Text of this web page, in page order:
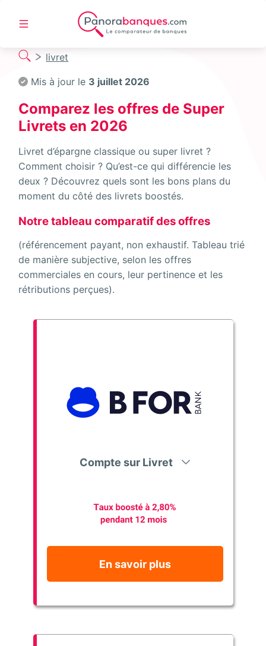
livret
Mis à jour le 3 juillet 2026
Comparez les offres de Super
Livrets en 2026
Livret d’épargne classique ou super livret ?
Comment choisir ? Qu’est-ce qui différencie les
deux ? Découvrez quels sont les bons plans du
moment du côté des livrets boostés.
Notre tableau comparatif des offres
(référencement payant, non exhaustif. Tableau trié
de manière subjective, selon les offres
commerciales en cours, leur pertinence et les
rétributions perçues).
Compte sur Livret
En savoir plus